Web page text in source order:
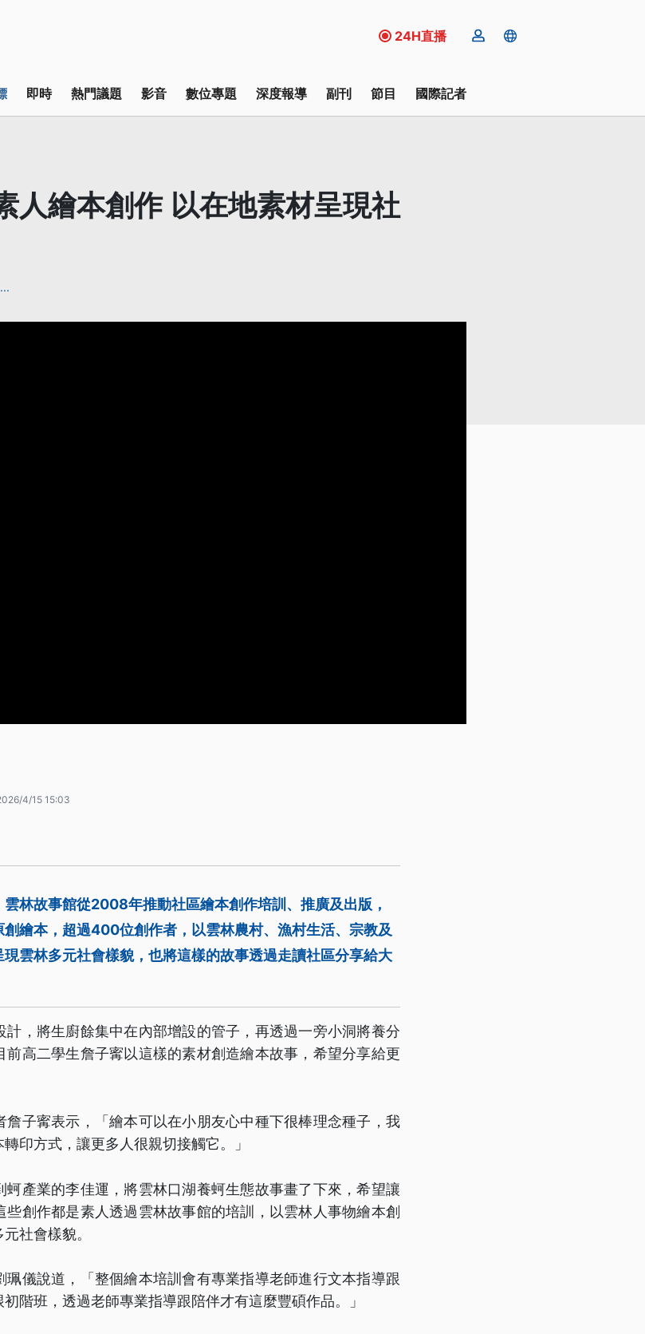
24H直播
即時 熱門議題 影音 數位專題 深度報導 副刊 節目 國際記者
人繪本創作 以在地素材呈現社
...
4/15 15:03
林故事館從2008年推動社區繪本創作培訓、推廣及出版，
繪本，超過400位創作者，以雲林農村、漁村生活、宗教及
雲林多元社會樣貌，也將這樣的故事透過走讀社區分享給大
計，將生廚餘集中在內部增設的管子，再透過一旁小洞將養分
高二學生詹子寗以這樣的素材創造繪本故事，希望分享給更
詹子寗表示，「繪本可以在小朋友心中種下很棒理念種子，我
印方式，讓更多人很親切接觸它。」
產業的李佳運，將雲林口湖養蚵生態故事畫了下來，希望讓
些創作都是素人透過雲林故事館的培訓，以雲林人事物繪本創
社會樣貌。
珮儀說道，「整個繪本培訓會有專業指導老師進行文本指導跟
階班，透過老師專業指導跟陪伴才有這麼豐碩作品。」